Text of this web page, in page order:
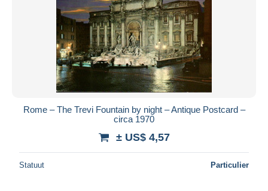
Rome – The Trevi Fountain by night – Antique Postcard –
circa 1970
± US$ 4,57
Statuut Particulier